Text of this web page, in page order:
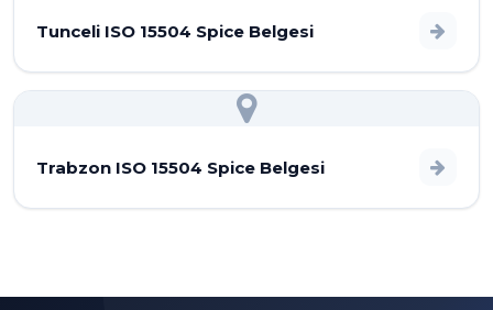
Tunceli ISO 15504 Spice Belgesi
Trabzon ISO 15504 Spice Belgesi